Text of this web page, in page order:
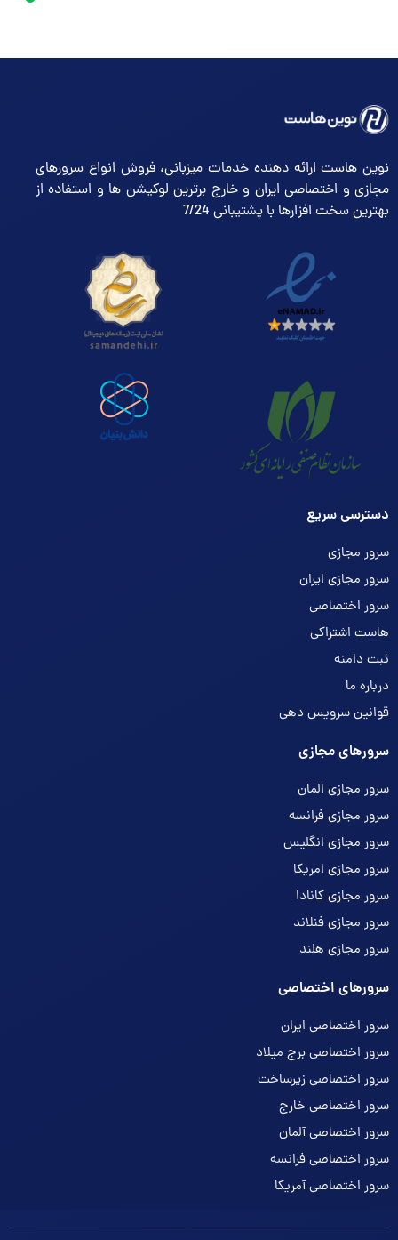
نوین هاست ارائه دهنده خدمات میزبانی، فروش انواع سرورهای
مجازی و اختصاصی ایران و خارج برترین لوکیشن ها و استفاده از
بهترین سخت افزارها با پشتیبانی 7/24
دسترسی سریع
سرور مجازی
سرور مجازی ایران
سرور اختصاصی
هاست اشتراکی
ثبت دامنه
درباره ما
قوانین سرویس دهی
سرورهای مجازی
سرور مجازی المان
سرور مجازی فرانسه
سرور مجازی انگلیس
سرور مجازی امریکا
سرور مجازی کانادا
سرور مجازی فنلاند
سرور مجازی هلند
سرورهای اختصاصی
سرور اختصاصی ایران
سرور اختصاصی برج میلاد
سرور اختصاصی زیرساخت
سرور اختصاصی خارج
سرور اختصاصی آلمان
سرور اختصاصی فرانسه
سرور اختصاصی آمریکا